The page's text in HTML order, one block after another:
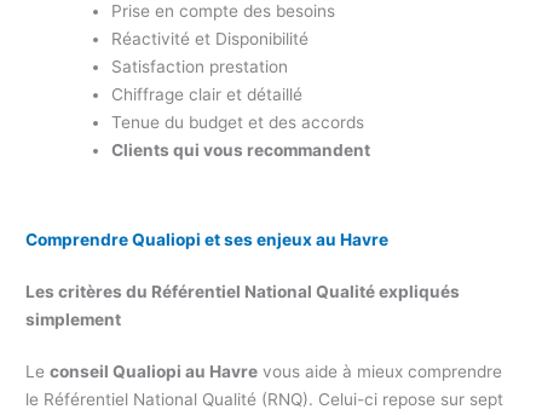
Prise en compte des besoins
Réactivité et Disponibilité
Satisfaction prestation
Chiffrage clair et détaillé
Tenue du budget et des accords
Clients qui vous recommandent
Comprendre Qualiopi et ses enjeux au Havre
Les critères du Référentiel National Qualité expliqués
simplement
Leconseil Qualiopi au Havre vous aide à mieux comprendre
le Référentiel National Qualité (RNQ). Celui-ci repose sur sept